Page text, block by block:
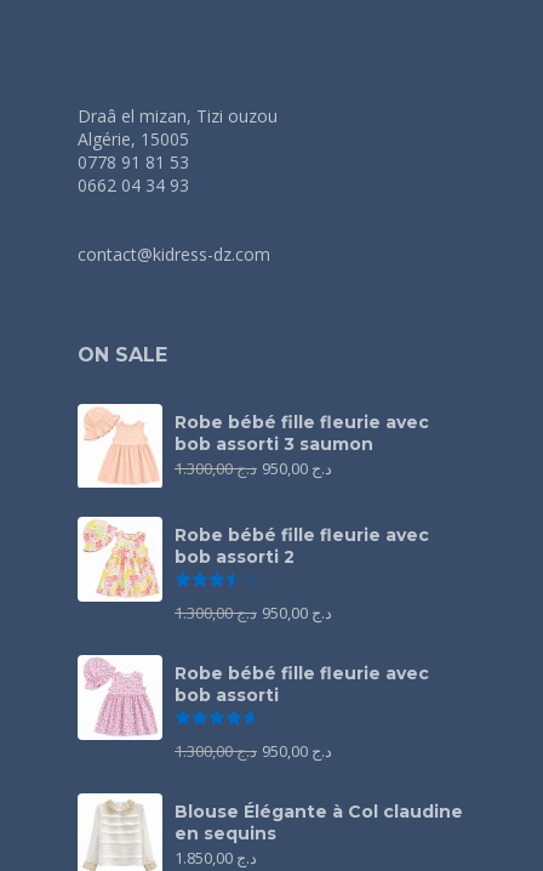
Draâ el mizan, Tizi ouzou
Algérie, 15005
0778 91 81 53
0662 04 34 93
contact@kidress-dz.com
ON SALE
Robe bébé fille fleurie avec
bob assorti 3 saumon
د.ج1.300,00 د.ج
Robe bébé fille fleurie avec
bob assorti 2
د.ج1.300,00 د.ج
Robe bébé fille fleurie avec
bob assorti
د.ج1.300,00 د.ج
Blouse Élégante à Col claudine
en sequins
د.ج